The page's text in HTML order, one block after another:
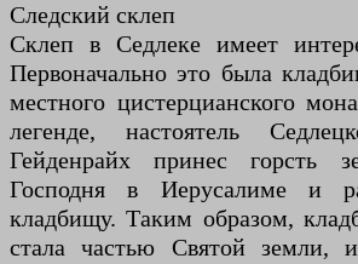
Следский склеп
Склеп в Седлеке имеет
Первоначально это была
местного цистерцианского
легенде, настоятель
Гейденрайх принес горсть
Господня в Иерусалиме и
кладбищу. Таким образом,
стала частью Святой земли,